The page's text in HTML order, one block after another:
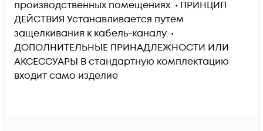
производственных помещениях. • ПРИНЦИП
ДЕЙСТВИЯ Устанавливается путем
защелкивания к кабель-каналу. •
ДОПОЛНИТЕЛЬНЫЕ ПРИНАДЛЕЖНОСТИ ИЛИ
АКСЕССУАРЫ В стандартную комплектацию
входит само изделие